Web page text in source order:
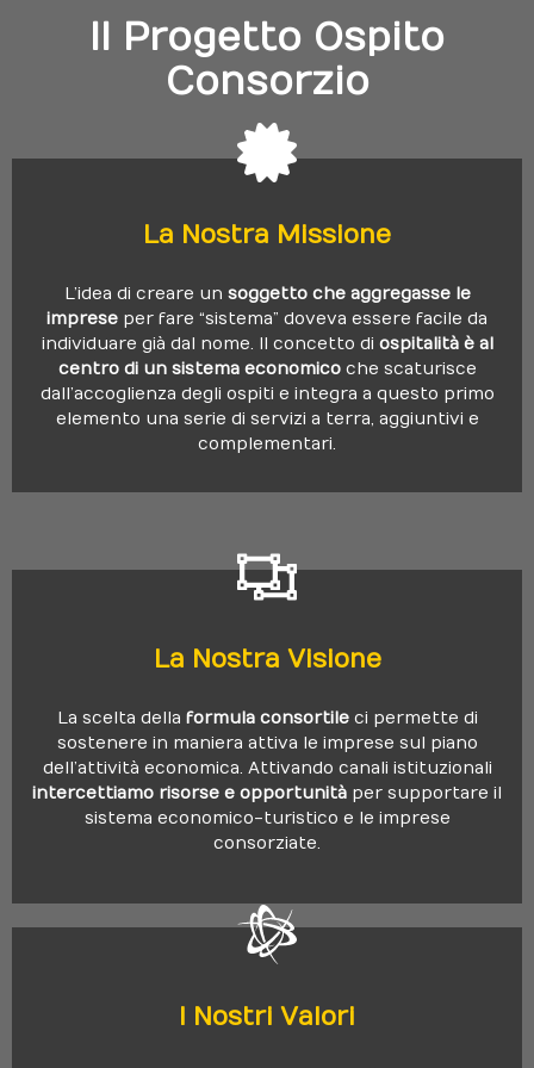
Il Progetto Ospito
Consorzio
La Nostra Missione
L’idea di creare un soggetto che aggregasse le
imprese per fare “sistema” doveva essere facile da
individuare già dal nome. Il concetto di ospitalità è al
centro di un sistema economicoche scaturisce
dall’accoglienza degli ospiti e integra a questo primo
elemento una serie di servizi a terra, aggiuntivi e
complementari.
Condividi La NostraMissione?
Puoi entrare a far parte del network con la tua
impresa per rafforzare il tuo ruolo e beneficiare
dei servizi del sistema Ospito!
Clicca Qui
La Nostra Visione
La scelta della formula consortileci permette di
sostenere in maniera attiva le imprese sul piano
dell’attività economica. Attivando canali istituzionali
intercettiamo risorse e opportunità per supportare il
sistema economico-turistico e le imprese
consorziate.
Condividi La Nostra Visione
Puoi entrare a far parte del network con la tua
impresa per rafforzare il tuo ruolo e beneficiare
dei servizi del sistema Ospito!
Clicca Qui
I Nostri Valori
Clicca Qui